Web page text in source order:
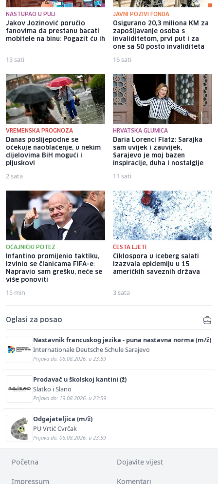
NASTUPAO U PULI
Jakov Jozinović poručio
fanovima da prestanu bacati
mobitele na binu: Pogazit ću ih
13 sati
JAVNI POZIVI FONDA
Osigurano 20,3 miliona KM za
zapošljavanje osoba s
invaliditetom, prvi put i za
one sa 50 posto invaliditeta
16 sati
VREMENSKA PROGNOZA
Danas poslijepodne se
očekuje naoblačenje, u nekim
dijelovima BiH mogući i
pljuskovi
2 sata
HRVATSKA GLUMICA
Daria Lorenci Flatz: Sarajka
sam uvijek i zauvijek,
Sarajevo je moj bazen
inspiracije, duha i nostalgije
11 sati
OČAJNIČKI POTEZ
Infantino promijenio taktiku,
izvinio se članicama FIFA-e:
Napravio sam grešku, neće se
više ponoviti
15 min
ČESTA LJETI
Ciklospora u iceberg salati
izazvala epidemiju u 15
američkih saveznih država
3 sata
Oglasi za posao
Nastavnik francuskog jezika - puna nastavna norma (m/ž)
Internationale Deutsche Schule Sarajevo
Prijava do: 06.08.2026. u 23:59
Prodavač u školskoj kantini (ž)
Slatko i Slano
Prijava do: 19.08.2026. u 23:59
Odgajateljica (m/ž)
PU Vrtić Cvrčak
Prijava do: 06.08.2026. u 23:59
Početna Dojavite vijest
Impressum Komentari